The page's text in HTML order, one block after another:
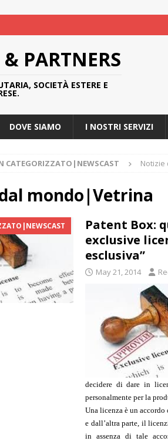
PARTNERS
SOCIETÀ ESTERE E
DOVE SIAMO I NOSTRI SERVIZI
CATEGORIZZATO|NEWSCAST
mondo|Vetrina
Patent Box:
exclusive
esclusiva”
May 21, 2014
decidere di dare in
personalmente per la
Una licenza è un
e dall’altra parte, il
in assenza di tale